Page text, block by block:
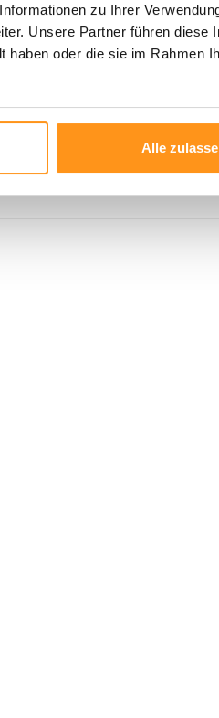
zu Ihrer
Unsere Partner führen diese
haben oder die sie im Rahmen
Alle